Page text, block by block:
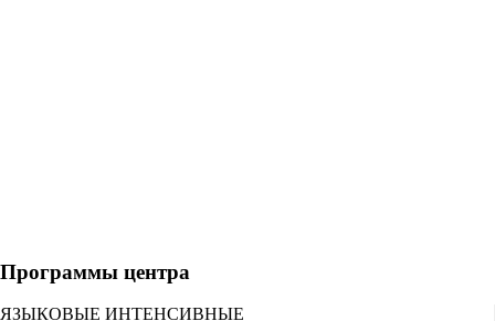
Программы центра
ЯЗЫКОВЫЕ ИНТЕНСИВНЫЕ